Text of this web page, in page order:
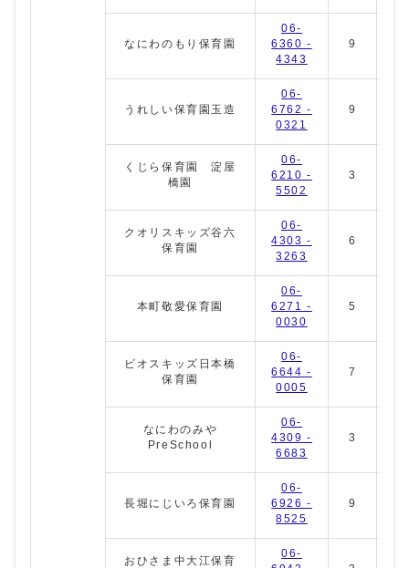
なにわのもり保育園
06-
6360 -
4343
9
うれしい保育園玉造
06-
6762 -
0321
9
くじら保育園 淀屋
橋園
06-
6210 -
5502
3
クオリスキッズ谷六
保育園
06-
4303 -
3263
6
本町敬愛保育園
06-
6271 -
0030
5
ビオスキッズ日本橋
保育園
06-
6644 -
0005
7
なにわのみや
PreSchool
06-
4309 -
6683
3
長堀にじいろ保育園
06-
6926 -
8525
9
おひさま中大江保育
06-